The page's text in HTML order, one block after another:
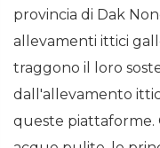
provincia di Dak
allevamenti ittici
traggono il loro
dall'allevamento
queste piattaforme.